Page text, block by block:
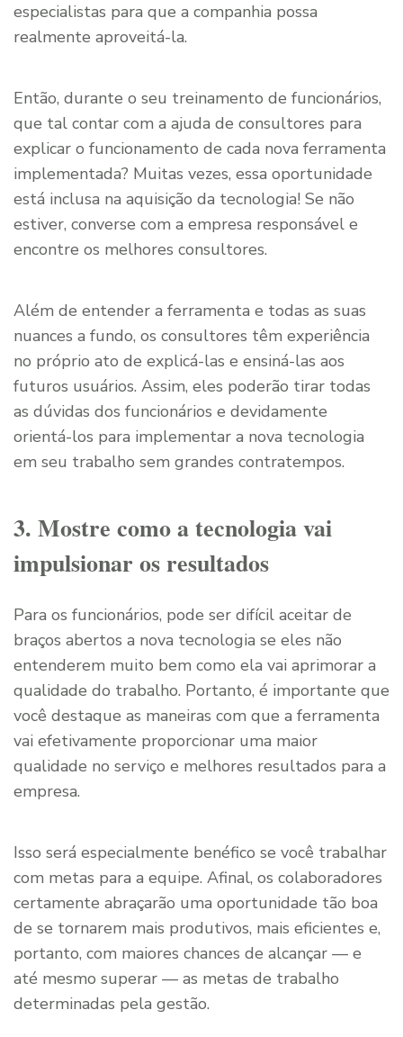
especialistas para que a companhia possa
realmente aproveitá-la.
Então, durante o seu treinamento de funcionários,
que tal contar com a ajuda de consultores para
explicar o funcionamento de cada nova ferramenta
implementada? Muitas vezes, essa oportunidade
está inclusa na aquisição da tecnologia! Se não
estiver, converse com a empresa responsável e
encontre os melhores consultores.
Além de entender a ferramenta e todas as suas
nuances a fundo, os consultores têm experiência
no próprio ato de explicá-las e ensiná-las aos
futuros usuários. Assim, eles poderão tirar todas
as dúvidas dos funcionários e devidamente
orientá-los para implementar a nova tecnologia
em seu trabalho sem grandes contratempos.
3. Mostre como a tecnologia vai
impulsionar os resultados
Para os funcionários, pode ser difícil aceitar de
braços abertos a nova tecnologia se eles não
entenderem muito bem como ela vai aprimorar a
qualidade do trabalho. Portanto, é importante que
você destaque as maneiras com que a ferramenta
vai efetivamente proporcionar uma maior
qualidade no serviço e melhores resultados para a
empresa.
Isso será especialmente benéfico se você trabalhar
com metas para a equipe. Afinal, os colaboradores
certamente abraçarão uma oportunidade tão boa
de se tornarem mais produtivos, mais eficientes e,
portanto, com maiores chances de alcançar — e
até mesmo superar — as metas de trabalho
determinadas pela gestão.